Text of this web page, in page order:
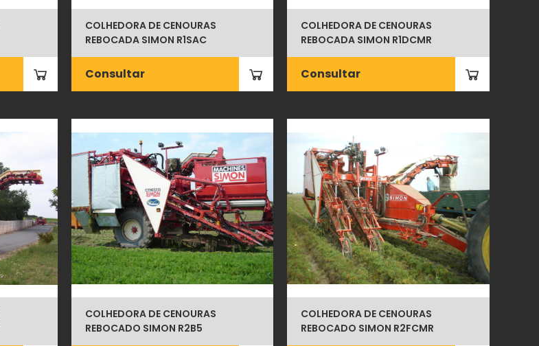
COLHEDORA DE CENOURAS
REBOCADA SIMON R1SAC
Consultar
COLHEDORA DE CENOURAS
REBOCADA SIMON R1DCMR
Consultar
COLHEDORA DE CENOURAS
REBOCADO SIMON R2B5
COLHEDORA DE CENOURAS
REBOCADO SIMON R2FCMR